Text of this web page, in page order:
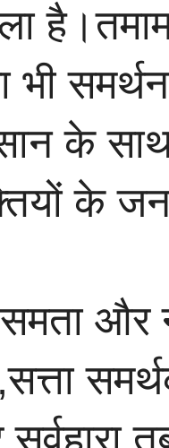
समर्थन
के साथ
के
और